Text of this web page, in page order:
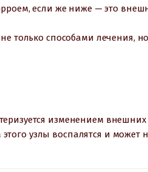
если же ниже — это
только способами лечения,
изменением
узлы воспалятся и может